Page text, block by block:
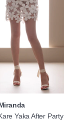
Yaka After Party